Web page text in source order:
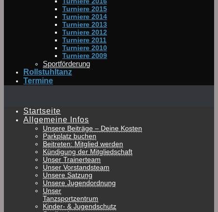
Turniere 2015
Turniere 2014
Turniere 2013
Turniere 2012
Turniere 2011
Turniere 2010
Turniere 2009
Sportförderung
Rollstuhltanz
Termine
Startseite
Allgemeine Infos
Unsere Beiträge – Deine Kosten
Parkplatz buchen
Beitreten: Mitglied werden
Kündigung der Mitgliedschaft
Unser Trainerteam
Unser Vorstandsteam
Unsere Satzung
Unsere Jugendordnung
Unser
Tanzsportzentrum
Kinder- & Jugendschutz